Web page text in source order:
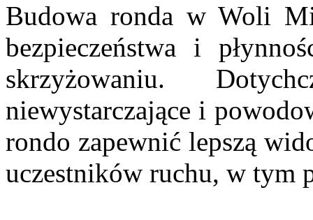
Budowa ronda w Woli
bezpieczeństwa i
skrzyżowaniu.
niewystarczające i
rondo zapewnić lepszą
uczestników ruchu, w tym